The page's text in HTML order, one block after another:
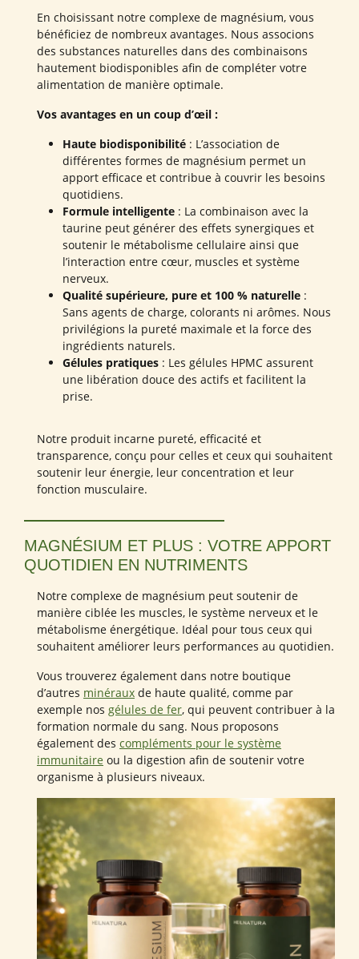
En choisissant notre complexe de magnésium, vous
bénéficiez de nombreux avantages. Nous associons
des substances naturelles dans des combinaisons
hautement biodisponibles afin de compléter votre
alimentation de manière optimale.
Vos avantages en un coup d’œil :
Haute biodisponibilité : L’association de
différentes formes de magnésium permet un
apport efficace et contribue à couvrir les besoins
quotidiens.
Formule intelligente : La combinaison avec la
taurine peut générer des effets synergiques et
soutenir le métabolisme cellulaire ainsi que
l’interaction entre cœur, muscles et système
nerveux.
Qualité supérieure, pure et 100 % naturelle :
Sans agents de charge, colorants ni arômes. Nous
privilégions la pureté maximale et la force des
ingrédients naturels.
Gélules pratiques : Les gélules HPMC assurent
une libération douce des actifs et facilitent la
prise.
Notre produit incarne pureté, efficacité et
transparence, conçu pour celles et ceux qui souhaitent
soutenir leur énergie, leur concentration et leur
fonction musculaire.
MAGNÉSIUM ET PLUS : VOTRE APPORT
QUOTIDIEN EN NUTRIMENTS
Notre complexe de magnésium peut soutenir de
manière ciblée les muscles, le système nerveux et le
métabolisme énergétique. Idéal pour tous ceux qui
souhaitent améliorer leurs performances au quotidien.
Vous trouverez également dans notre boutique
d’autres minéraux de haute qualité, comme par
exemple nos gélules de fer, qui peuvent contribuer à la
formation normale du sang. Nous proposons
également des compléments pour le système
immunitaire ou la digestion afin de soutenir votre
organisme à plusieurs niveaux.